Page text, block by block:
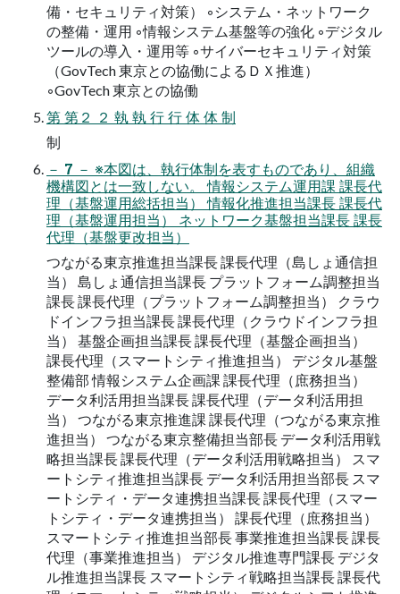
備・セキュリティ対策） ◦システム・ネットワーク
の整備・運用 ◦情報システム基盤等の強化 ◦デジタル
ツールの導入・運用等 ◦サイバーセキュリティ対策
（GovTech 東京との協働によるＤＸ推進）
◦GovTech 東京との協働
第 第２ ２ 執 執 行 行 体 体 制
制
－ 7 － ※本図は、執行体制を表すものであり、組織
機構図とは一致しない。 情報システム運用課 課長代
理（基盤運用総括担当） 情報化推進担当課長 課長代
理（基盤運用担当） ネットワーク基盤担当課長 課長
代理（基盤更改担当）
つながる東京推進担当課長 課長代理（島しょ通信担
当） 島しょ通信担当課長 プラットフォーム調整担当
課長 課長代理（プラットフォーム調整担当） クラウ
ドインフラ担当課長 課長代理（クラウドインフラ担
当） 基盤企画担当課長 課長代理（基盤企画担当）
課長代理（スマートシティ推進担当） デジタル基盤
整備部 情報システム企画課 課長代理（庶務担当）
データ利活用担当課長 課長代理（データ利活用担
当） つながる東京推進課 課長代理（つながる東京推
進担当） つながる東京整備担当部長 データ利活用戦
略担当課長 課長代理（データ利活用戦略担当） スマ
ートシティ推進担当課長 データ利活用担当部長 スマ
ートシティ・データ連携担当課長 課長代理（スマー
トシティ・データ連携担当） 課長代理（庶務担当）
スマートシティ推進担当部長 事業推進担当課長 課長
代理（事業推進担当） デジタル推進専門課長 デジタ
ル推進担当課長 スマートシティ戦略担当課長 課長代